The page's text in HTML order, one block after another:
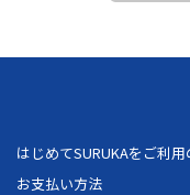
はじめてSURUKAをご利用
お支払い方法